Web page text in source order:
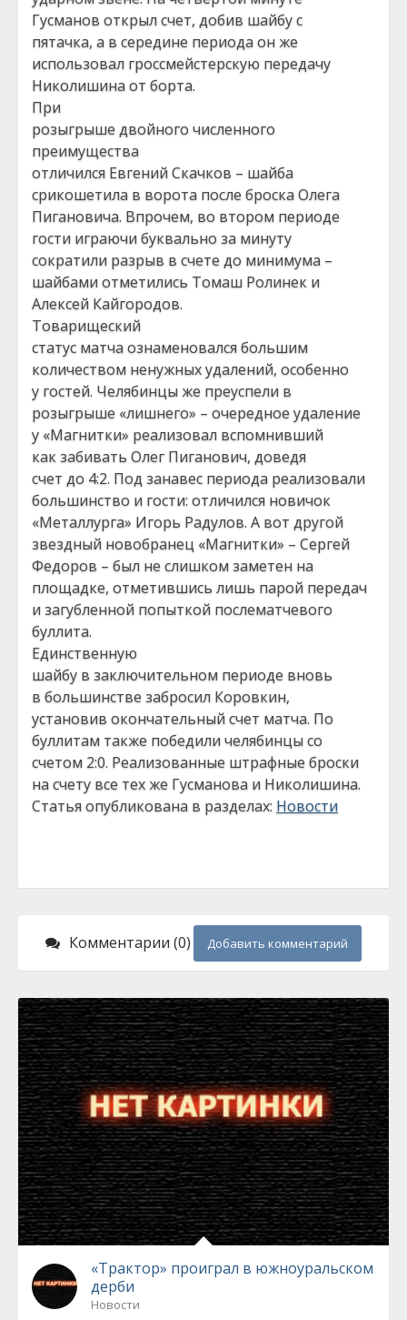
Гусманов открыл счет, добив шайбу с
пятачка, а в середине периода он же
использовал гроссмейстерскую передачу
Николишина от борта.
При
розыгрыше двойного численного
преимущества
отличился Евгений Скачков – шайба
срикошетила в ворота после броска Олега
Пигановича. Впрочем, во втором периоде
гости играючи буквально за минуту
сократили разрыв в счете до минимума –
шайбами отметились Томаш Ролинек и
Алексей Кайгородов.
Товарищеский
статус матча ознаменовался большим
количеством ненужных удалений, особенно
у гостей. Челябинцы же преуспели в
розыгрыше «лишнего» – очередное удаление
у «Магнитки» реализовал вспомнивший
как забивать Олег Пиганович, доведя
счет до 4:2. Под занавес периода реализовали
большинство и гости: отличился новичок
«Металлурга» Игорь Радулов. А вот другой
звездный новобранец «Магнитки» – Сергей
Федоров – был не слишком заметен на
площадке, отметившись лишь парой передач
и загубленной попыткой послематчевого
буллита.
Единственную
шайбу в заключительном периоде вновь
в большинстве забросил Коровкин,
установив окончательный счет матча. По
буллитам также победили челябинцы со
счетом 2:0. Реализованные штрафные броски
на счету все тех же Гусманова и Николишина.
Статья опубликована в разделах: Новости
Комментарии (0) Добавить комментарий
«Трактор» проиграл в южноуральском
дерби
Новости